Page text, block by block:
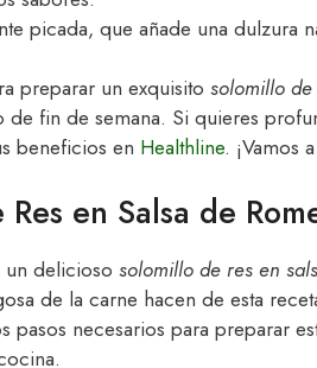
picada, que añade una dulzura
preparar un exquisito solomillo
fin de semana. Si quieres
beneficios en Healthline. ¡Vamos
en Salsa de
un delicioso solomillo de res en
de la carne hacen de esta
pasos necesarios para preparar